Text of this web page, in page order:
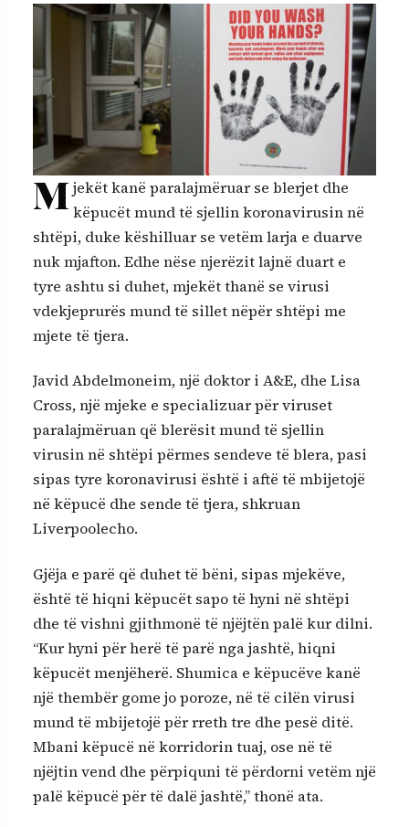
M jekët kanë paralajmëruar se blerjet dhe
këpucët mund të sjellin koronavirusin në
shtëpi, duke këshilluar se vetëm larja e duarve
nuk mjafton. Edhe nëse njerëzit lajnë duart e
tyre ashtu si duhet, mjekët thanë se virusi
vdekjeprurës mund të sillet nëpër shtëpi me
mjete të tjera.
Javid Abdelmoneim, një doktor i A&E, dhe Lisa
Cross, një mjeke e specializuar për viruset
paralajmëruan që blerësit mund të sjellin
virusin në shtëpi përmes sendeve të blera, pasi
sipas tyre koronavirusi është i aftë të mbijetojë
në këpucë dhe sende të tjera, shkruan
Liverpoolecho.
Gjëja e parë që duhet të bëni, sipas mjekëve,
është të hiqni këpucët sapo të hyni në shtëpi
dhe të vishni gjithmonë të njëjtën palë kur dilni.
“Kur hyni për herë të parë nga jashtë, hiqni
këpucët menjëherë. Shumica e këpucëve kanë
një thembër gome jo poroze, në të cilën virusi
mund të mbijetojë për rreth tre dhe pesë ditë.
Mbani këpucë në korridorin tuaj, ose në të
njëjtin vend dhe përpiquni të përdorni vetëm një
palë këpucë për të dalë jashtë,” thonë ata.